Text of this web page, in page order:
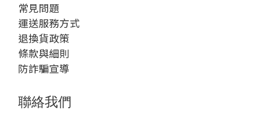
常見問題
運送服務方式
退換貨政策
條款與細則
防詐騙宣導
聯絡我們